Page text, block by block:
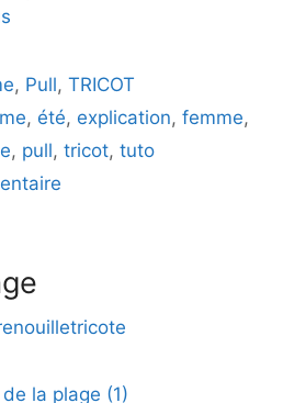
, Pull,TRICOT
, été, explication,femme,
, pull, tricot, tuto